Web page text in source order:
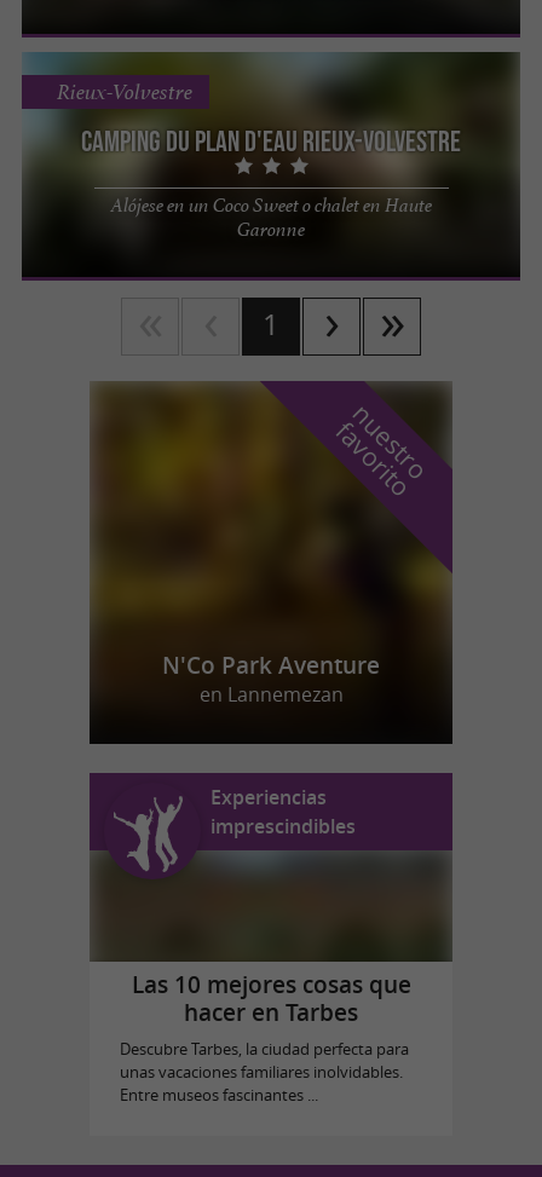
Camping du Plan d'eau Rieux-Volvestre
Alójese en un Coco Sweet o chalet en Haute
Garonne
Rieux-Volvestre
1
n
u
e
s
t
r
o
f
a
v
o
r
i
t
o
N'Co Park Aventure
en Lannemezan
Experiencias
imprescindibles
Las 10 mejores cosas que
hacer en Tarbes
Descubre Tarbes, la ciudad perfecta para
unas vacaciones familiares inolvidables.
Entre museos fascinantes ...